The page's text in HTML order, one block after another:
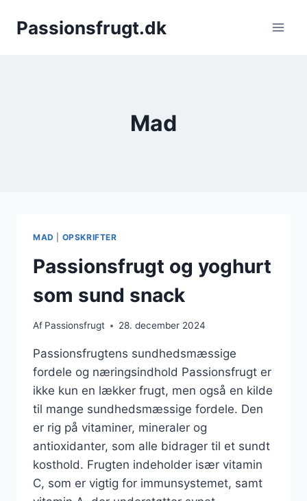
Passionsfrugt.dk
Mad
MAD OPSKRIFTER
Passionsfrugt og yoghurt
som sund snack
Af Passionsfrugt 28. december 2024
Passionsfrugtens sundhedsmæssige
fordele og næringsindhold Passionsfrugt er
ikke kun en lækker frugt, men også en kilde
til mange sundhedsmæssige fordele. Den
er rig på vitaminer, mineraler og
antioxidanter, som alle bidrager til et sundt
kosthold. Frugten indeholder især vitamin
C, som er vigtig for immunsystemet, samt